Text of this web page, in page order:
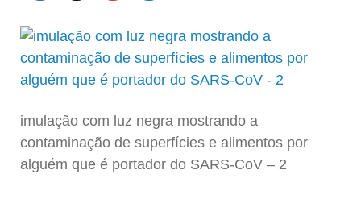
imulação com luz negra mostrando a
contaminação de superfícies e alimentos por
alguém que é portador do SARS-CoV – 2